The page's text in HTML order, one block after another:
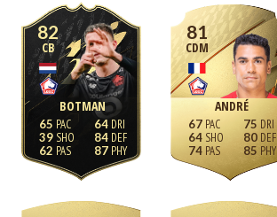
82
CB
BOTMAN
65
39
62
64
84
87
81
CDM
ANDRÉ
67
64
74
75
80
85